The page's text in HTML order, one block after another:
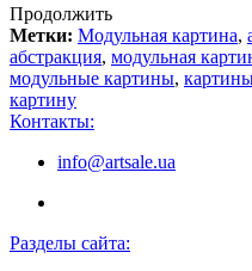
Продолжить
Метки: Модульная картина,
абстракция, модульная
модульные картины,
картину
Контакты:
info@artsale.ua
Разделы сайта: